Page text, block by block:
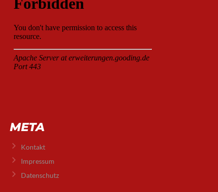
META
Kontakt
Impressum
Datenschutz